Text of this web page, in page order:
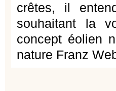
crêtes, il
souhaitant la
concept éolien
nature Franz